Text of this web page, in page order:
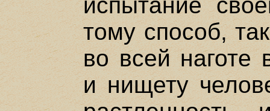
тому способ,
во всей наготе
и нищету